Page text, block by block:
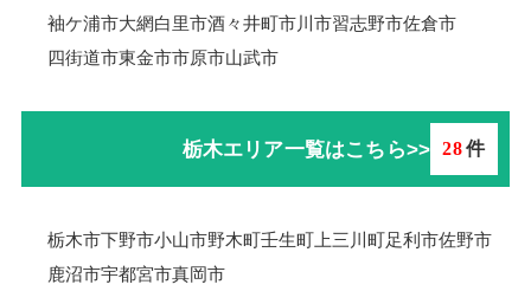
袖ケ浦市大網白里市酒々井町市川市習志野市佐倉市
四街道市東金市市原市山武市
栃木エリア一覧はこちら>> 28件
栃木市下野市小山市野木町壬生町 上三川町足利市佐野市
鹿沼市宇都宮市真岡市